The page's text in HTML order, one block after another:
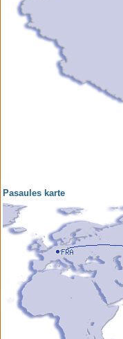
Pasaules karte